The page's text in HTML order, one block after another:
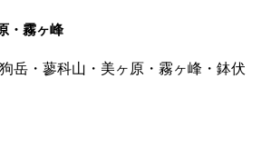
・霧ヶ峰
岳・蓼科山・美ヶ原・霧ヶ峰・鉢伏